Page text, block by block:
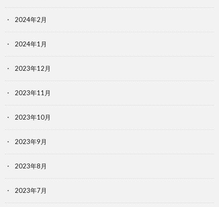
2024年2月
2024年1月
2023年12月
2023年11月
2023年10月
2023年9月
2023年8月
2023年7月